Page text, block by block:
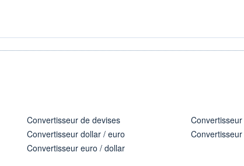
Convertisseur de devises
Convertisseur dollar / euro
Convertisseur euro / dollar